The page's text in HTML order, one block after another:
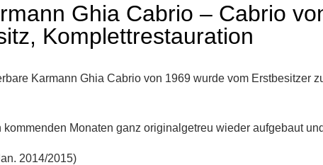
Ghia Cabrio – Cabrio
Komplettrestauration
Karmann Ghia Cabrio von 1969 wurde vom Erstbesitzer
kommenden Monaten ganz originalgetreu wieder aufgebaut
2014/2015)